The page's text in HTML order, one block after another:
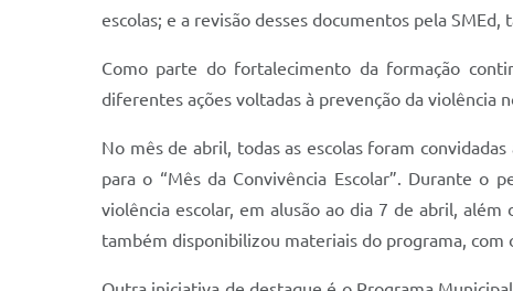
escolas; e a revisão desses documentos pela
Como parte do fortalecimento da formação
diferentes ações voltadas à prevenção da violência
No mês de abril, todas as escolas foram
para o “Mês da Convivência Escolar”. Durante o
violência escolar, em alusão ao dia 7 de abril,
também disponibilizou materiais do programa, com